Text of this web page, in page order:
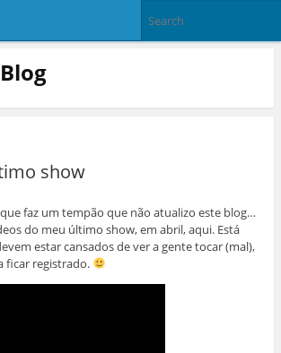
show
faz um tempão que não atualizo este blog…
do meu último show, em abril, aqui. Está
estar cansados de ver a gente tocar (mal),
ficar registrado.